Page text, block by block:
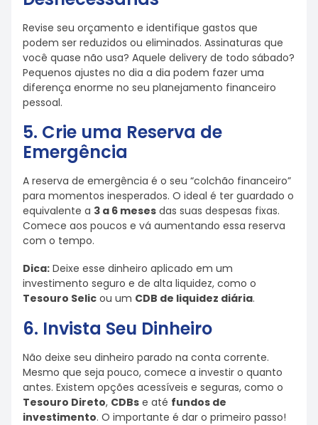
Revise seu orçamento e identifique gastos que
podem ser reduzidos ou eliminados. Assinaturas que
você quase não usa? Aquele delivery de todo sábado?
Pequenos ajustes no dia a dia podem fazer uma
diferença enorme no seu planejamento financeiro
pessoal.
5. Crie uma Reserva de
Emergência
A reserva de emergência é o seu “colchão financeiro”
para momentos inesperados. O ideal é ter guardado o
equivalente a 3 a 6 meses das suas despesas fixas.
Comece aos poucos e vá aumentando essa reserva
com o tempo.
Dica: Deixe esse dinheiro aplicado em um
investimento seguro e de alta liquidez, como o
Tesouro Selic ou um CDB de liquidez diária.
6. Invista Seu Dinheiro
Não deixe seu dinheiro parado na conta corrente.
Mesmo que seja pouco, comece a investir o quanto
antes. Existem opções acessíveis e seguras, como o
Tesouro Direto, CDBs e até fundos de
investimento. O importante é dar o primeiro passo!